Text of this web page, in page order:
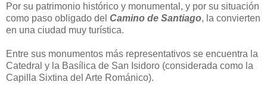
Por su patrimonio histórico y monumental, y por su situación
como paso obligado del Camino de Santiago, la convierten
en una ciudad muy turística.
Entre sus monumentos más representativos se encuentra la
Catedral y la Basílica de San Isidoro (considerada como la
Capilla Sixtina del Arte Románico).